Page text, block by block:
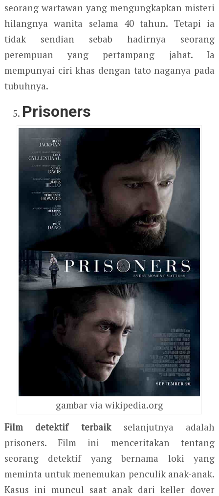
seorang wartawan yang mengungkapkan misteri
hilangnya wanita selama 40 tahun. Tetapi ia
tidak sendian sebab hadirnya seorang
perempuan yang pertampang jahat. Ia
mempunyai ciri khas dengan tato naganya pada
tubuhnya.
Prisoners
gambar via wikipedia.org
Film detektif terbaikselanjutnya adalah
prisoners. Film ini menceritakan tentang
seorang detektif yang bernama loki yang
meminta untuk menemukan penculik anak-anak.
Kasus ini muncul saat anak dari keller dover